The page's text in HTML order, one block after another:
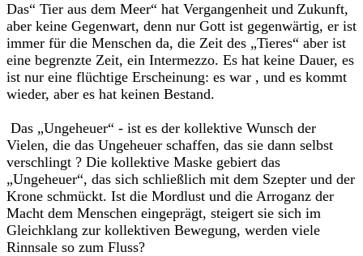
Das“ Tier aus dem Meer“ hat Vergangenheit und Zukunft,
aber keine Gegenwart, denn nur Gott ist gegenwärtig, er ist
immer für die Menschen da, die Zeit des „Tieres“ aber ist
eine begrenzte Zeit, ein Intermezzo. Es hat keine Dauer, es
ist nur eine flüchtige Erscheinung: es war , und es kommt
wieder, aber es hat keinen Bestand.
Das „Ungeheuer“ - ist es der kollektive Wunsch der
Vielen, die das Ungeheuer schaffen, das sie dann selbst
verschlingt ? Die kollektive Maske gebiert das
„Ungeheuer“, das sich schließlich mit dem Szepter und der
Krone schmückt. Ist die Mordlust und die Arroganz der
Macht dem Menschen eingeprägt, steigert sie sich im
Gleichklang zur kollektiven Bewegung, werden viele
Rinnsale so zum Fluss?